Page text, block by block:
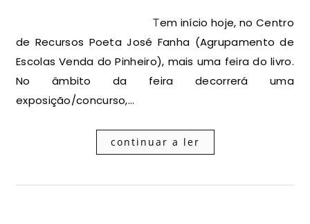
Tem início hoje, no Centro
de Recursos Poeta José Fanha (Agrupamento de
Escolas Venda do Pinheiro), mais uma feira do livro.
No âmbito da feira decorrerá uma
exposição/concurso,…
continuar a ler